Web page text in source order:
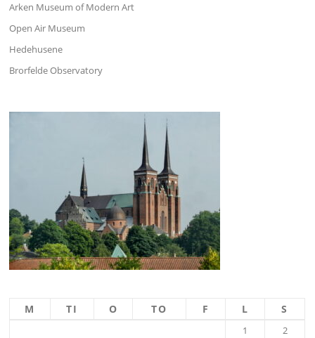
Arken Museum of Modern Art
Open Air Museum
Hedehusene
Brorfelde Observatory
M TI O TO F L S
1
2